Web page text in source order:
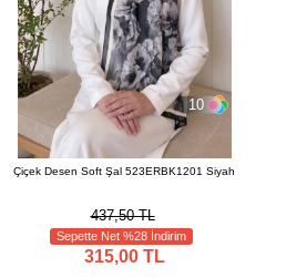
10
Çiçek Desen Soft Şal 523ERBK1201 Siyah
437,50 TL
Sepette Net %28 İndirim
315,00 TL